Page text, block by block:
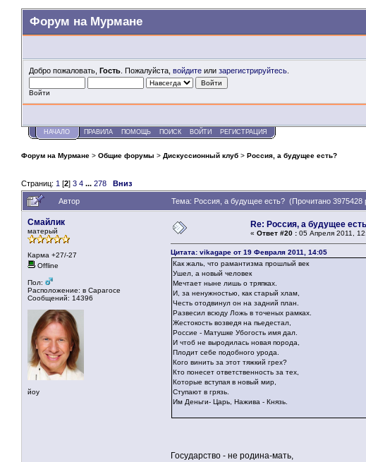
Форум на Мурмане
Добро пожаловать, Гость . Пожалуйста, войдите или зарегистрируйтесь
Войти
НАЧАЛО ПРАВИЛА ПОМОЩЬ ПОИСК ВОЙТИ РЕГИСТРАЦИЯ
Форум на Мурмане > Общие форумы > Дискуссионный клуб > Россия, а будущее есть?
Страниц: 1 [2] 3 4 ... 278 Вниз
Автор Тема: Россия, а будущее есть? (Прочитано 3975428
Смайлик
матерый
Карма +27/-27
Offline
Пол:
Расположение: в Сарагосе
Сообщений: 14396
йоу
Re: Россия, а будущее
« Ответ #20 : 05 Апреля 2011,
Цитата: vikagape от 19 Февраля 2011, 14:05
Как жаль, что рамантизма прошлый век
Ушел, а новый человек
Мечтает ныне лишь о тряпках.
И, за ненужностью, как старый хлам,
Честь отодвинул он на задний план.
Развесил всюду Ложь в точеных рамках.
Жестокость возведя на пьедестал,
Россие - Матушке Убогость имя дал.
И чтоб не выродилась новая порода,
Плодит себе подобного урода.
Кого винить за этот тяжкий грех?
Кто понесет ответственность за тех,
Которые вступая в новый мир,
Ступают в грязь.
Им Деньги- Царь, Нажива - Князь.
Государство - не родина-мать,